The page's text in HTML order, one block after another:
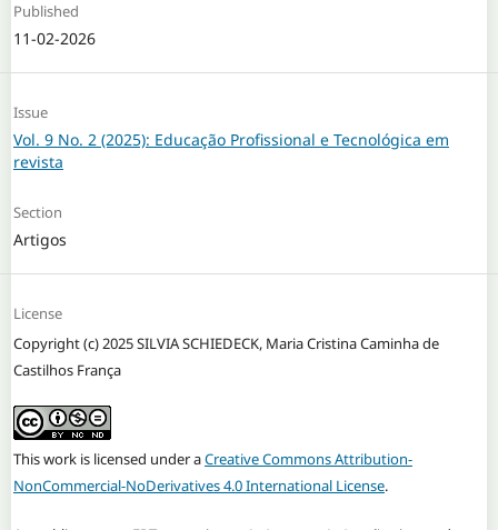
Published
11-02-2026
Issue
Vol. 9 No. 2 (2025): Educação Profissional e Tecnológica em
revista
Section
Artigos
License
Copyright (c) 2025 SILVIA SCHIEDECK, Maria Cristina Caminha de
Castilhos França
This work is licensed under aCreative Commons Attribution-
NonCommercial-NoDerivatives 4.0 International License.